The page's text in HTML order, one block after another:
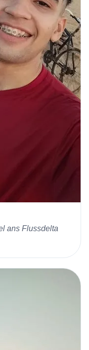
ans Flussdelta